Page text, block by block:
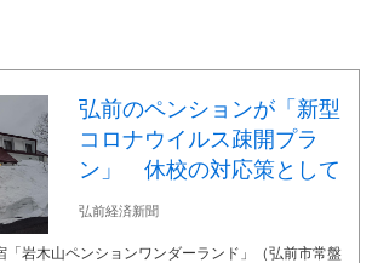
弘前のペンションが「新型
コロナウイルス疎開プラ
ン」 休校の対応策として
弘前経済新聞
「岩木山ペンションワンダーランド」（弘前市常盤